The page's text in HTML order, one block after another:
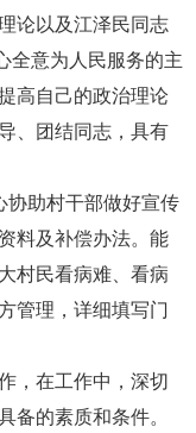
论以及江泽民同志
全意为人民服务的主
高自己的政治理论
、团结同志，具有
协助村干部做好宣传
料及补偿办法。能
村民看病难、看病
管理，详细填写门
，在工作中，深切
备的素质和条件。